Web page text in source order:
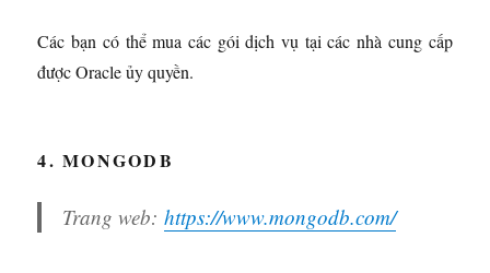
Các bạn có thể mua các gói dịch vụ tại các nhà cung cấp
được Oracle ủy quyền.
4. MONGODB
Trang web: https://www.mongodb.com/